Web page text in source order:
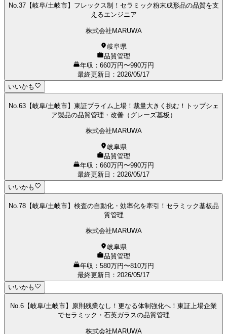
No.37【岐阜/土岐市】フレックス制！セラミック粉末成形品の品質を支
えるエンジニア
株式会社MARUWA
岐阜県
品質管理
年収：660万円〜990万円
最終更新日 ： 2026/05/17
いいかも
No.63【岐阜/土岐市】東証プライム上場！裁量大きく挑む！トップシェ
ア製品の品質管理・改善（グレーズ基板）
株式会社MARUWA
岐阜県
品質管理
年収：660万円〜990万円
最終更新日 ： 2026/05/17
いいかも
No.78【岐阜/土岐市】検査の自動化・効率化を牽引！セラミック基板品
質管理
株式会社MARUWA
岐阜県
品質管理
年収：580万円〜810万円
最終更新日 ： 2026/05/17
いいかも
No.6【岐阜/土岐市】原則残業なし！更なる体制強化へ！東証上場企業
でセラミック・石英ガラスの品質管理
株式会社MARUWA